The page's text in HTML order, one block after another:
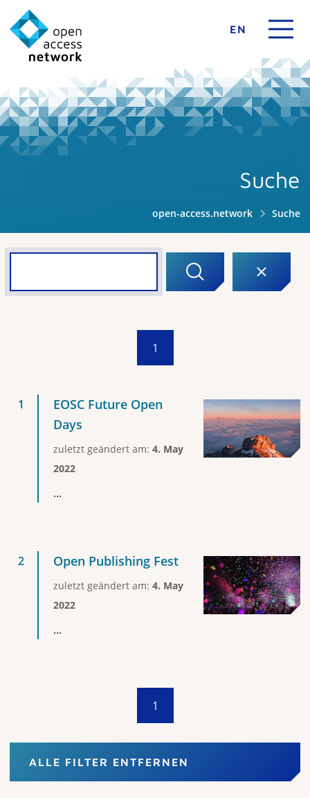
EN
Suche
open-access.network Suche
1
EOSC Future Open
Days
zuletzt geändert am: 4. May
2022
...
Open Publishing Fest
zuletzt geändert am: 4. May
2022
...
1
ALLE FILTER ENTFERNEN